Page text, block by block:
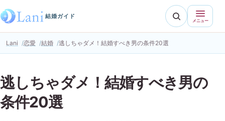
結婚ガイド
メニュー
Lani 恋愛 結婚 逃しちゃダメ！結婚すべき男の条件20選
逃しちゃダメ！結婚すべき男の
条件20選